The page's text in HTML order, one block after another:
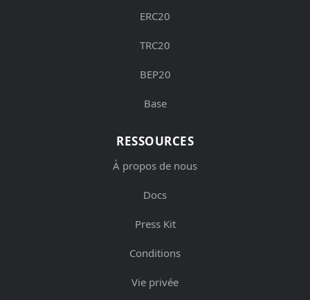
ERC20
TRC20
BEP20
Base
RESSOURCES
À propos de nous
Docs
Press Kit
Conditions
Vie privée